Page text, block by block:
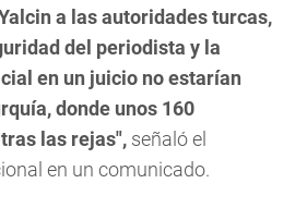
a las autoridades turcas,
del periodista y la
en un juicio no estarían
donde unos 160
las rejas", señaló el
en un comunicado.